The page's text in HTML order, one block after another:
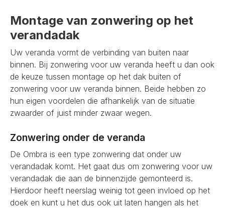
Montage van zonwering op het
verandadak
Uw veranda vormt de verbinding van buiten naar
binnen. Bij zonwering voor uw veranda heeft u dan ook
de keuze tussen montage op het dak buiten of
zonwering voor uw veranda binnen. Beide hebben zo
hun eigen voordelen die afhankelijk van de situatie
zwaarder of juist minder zwaar wegen.
Zonwering onder de veranda
De Ombra is een type zonwering dat onder uw
verandadak komt. Het gaat dus om zonwering voor uw
verandadak die aan de binnenzijde gemonteerd is.
Hierdoor heeft neerslag weinig tot geen invloed op het
doek en kunt u het dus ook uit laten hangen als het